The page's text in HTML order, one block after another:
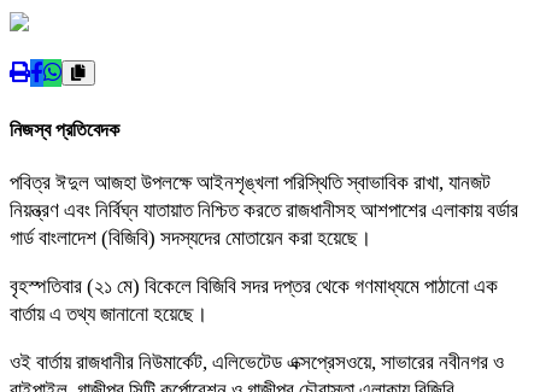
নিজস্ব প্রতিবেদক
পবিত্র ঈদুল আজহা উপলক্ষে আইনশৃঙ্খলা পরিস্থিতি স্বাভাবিক রাখা, যানজট
নিয়ন্ত্রণ এবং নির্বিঘ্ন যাতায়াত নিশ্চিত করতে রাজধানীসহ আশপাশের এলাকায় বর্ডার
গার্ড বাংলাদেশ (বিজিবি) সদস্যদের মোতায়েন করা হয়েছে।
বৃহস্পতিবার (২১ মে) বিকেলে বিজিবি সদর দপ্তর থেকে গণমাধ্যমে পাঠানো এক
বার্তায় এ তথ্য জানানো হয়েছে।
ওই বার্তায় রাজধানীর নিউমার্কেট, এলিভেটেড এক্সপ্রেসওয়ে, সাভারের নবীনগর ও